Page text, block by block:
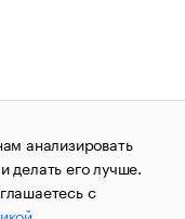
авторских прав
Сообщения
«РБК»
по надзору в сфере
анализировать
делать его лучше.
с